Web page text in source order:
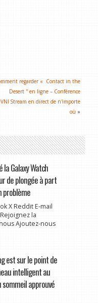
regarder « Contact in the
Desert '' en ligne – Conférence
Stream en direct de n'importe
où »
Galaxy Watch
de plongée à part
problème
X Reddit E-mail
la
Ajoutez-nous
est sur le point de
intelligent au
approuvé